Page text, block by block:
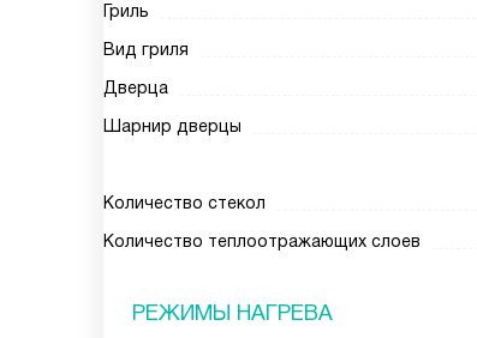
Гриль
Вид гриля
Дверца
Шарнир дверцы
Количество стекол
Количество теплоотражающих слоев
РЕЖИМЫ НАГРЕВА